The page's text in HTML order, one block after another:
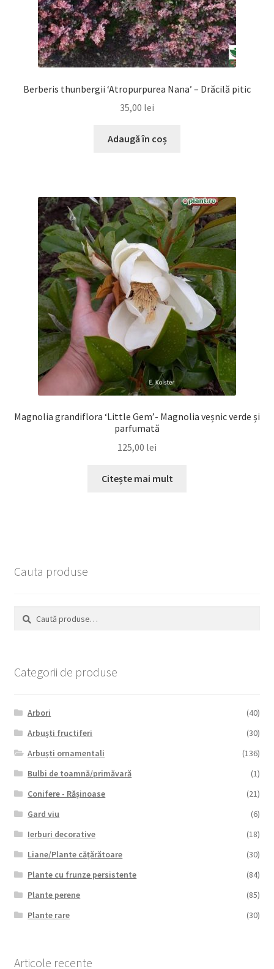
Berberis thunbergii ‘Atropurpurea Nana’ – Drăcilă pitic
35,00 lei
Adaugă în coș
Magnolia grandiflora ‘Little Gem’- Magnolia veșnic verde și
parfumată
125,00 lei
Citește mai mult
Cauta produse
Caută
după:
Caută
Categorii de produse
Arbori
(40)
Arbuști fructiferi
(30)
Arbuști ornamentali
(136)
Bulbi de toamnă/primăvară
(1)
Conifere - Rășinoase
(21)
Gard viu
(6)
Ierburi decorative
(18)
Liane/Plante cățărătoare
(30)
Plante cu frunze persistente
(84)
Plante perene
(85)
Plante rare
(30)
Articole recente